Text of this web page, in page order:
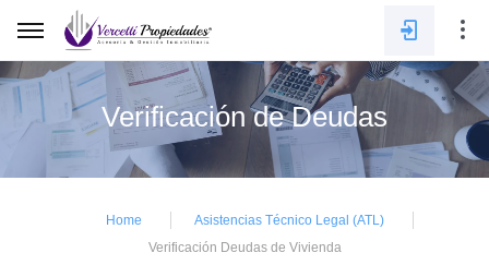
Contraseña
Verificación de Deudas
Home
Asistencias Técnico Legal (ATL)
Verificación Deudas de Vivienda